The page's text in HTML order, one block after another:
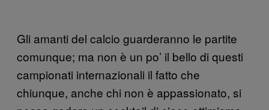
Gli amanti del calcio guarderanno le partite
comunque; ma non è un po’ il bello di questi
campionati internazionali il fatto che
chiunque, anche chi non è appassionato, si